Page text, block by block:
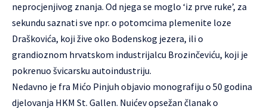
neprocjenjivog znanja. Od njega se moglo ‘iz prve ruke’, za
sekundu saznati sve npr. o potomcima plemenite loze
Draškovića, koji žive oko Bodenskog jezera, ili o
grandioznom hrvatskom industrijalcu Brozinčeviću, koji je
pokrenuo švicarsku autoindustriju.
Nedavno je fra Mićo Pinjuh objavio monografiju o 50 godina
djelovanja HKM St. Gallen. Nuićev opsežan članak o